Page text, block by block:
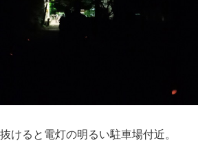
けると電灯の明るい駐車場付近。